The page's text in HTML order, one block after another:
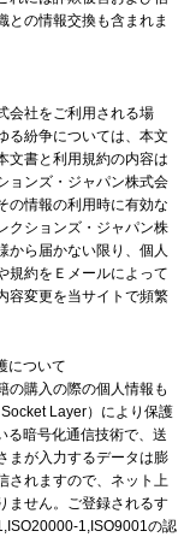
との情報交換も含まれま
会社をご利用される場
る紛争については、本文
文書と利用規約の内容は
ョンズ・ジャパン株式会
の情報の利用時に有効な
クションズ・ジャパン株
から届かない限り、個人
規約をＥメールによって
容変更を当サイトで頻繁
について
の購入の際の個人情報も
Layer）により保護
る暗号化通信技術で、送
まが入力するデータは膨
されますので、ネット上
ません。ご登録されるす
1,ISO9001の認